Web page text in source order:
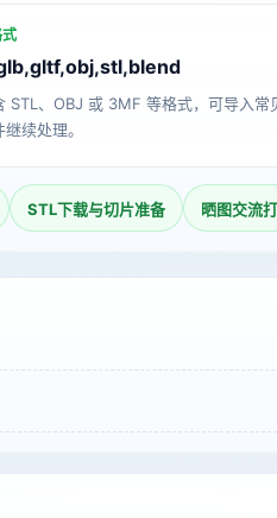
STL、OBJ 或 3MF 等格式，可导入常
续处理。
STL下载与切片准备 晒图交流